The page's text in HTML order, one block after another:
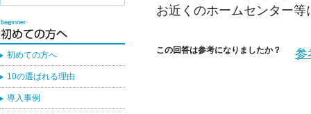
お近くのホームセンター
この回答は参考になりましたか？ 参
初めての方へ
10の選ばれる理由
導入事例